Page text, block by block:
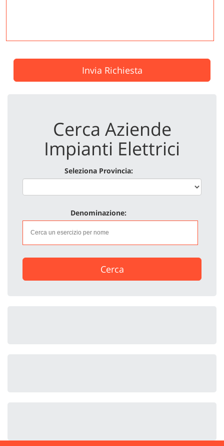
Invia Richiesta
Cerca Aziende
Impianti Elettrici
Seleziona Provincia:
Denominazione:
Cerca